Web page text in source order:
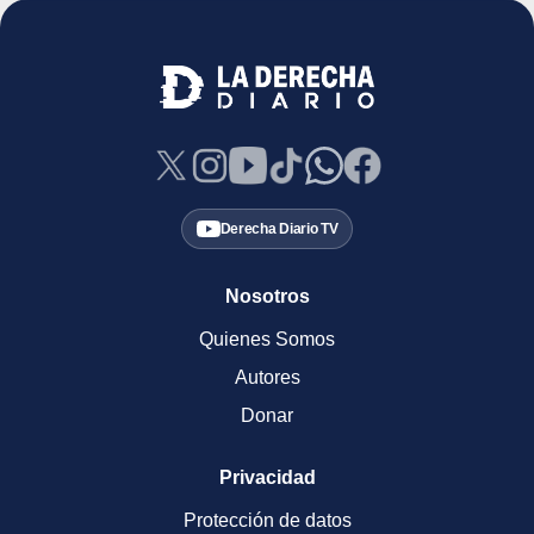
Derecha Diario TV
Nosotros
Quienes Somos
Autores
Donar
Privacidad
Protección de datos